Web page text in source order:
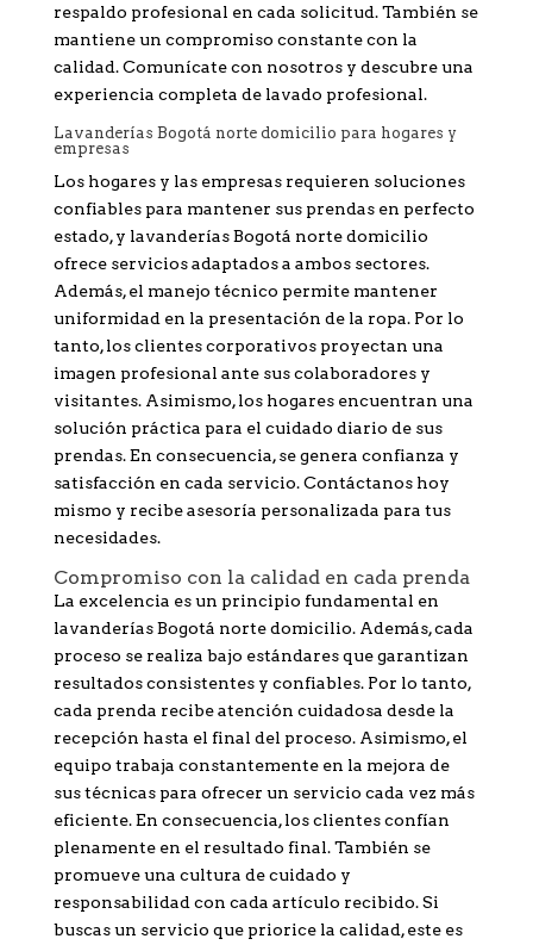
respaldo profesional en cada solicitud. También se
mantiene un compromiso constante con la
calidad. Comunícate con nosotros y descubre una
experiencia completa de lavado profesional.
Lavanderías Bogotá norte domicilio para hogares y
empresas
Los hogares y las empresas requieren soluciones
confiables para mantener sus prendas en perfecto
estado, y lavanderías Bogotá norte domicilio
ofrece servicios adaptados a ambos sectores.
Además, el manejo técnico permite mantener
uniformidad en la presentación de la ropa. Por lo
tanto, los clientes corporativos proyectan una
imagen profesional ante sus colaboradores y
visitantes. Asimismo, los hogares encuentran una
solución práctica para el cuidado diario de sus
prendas. En consecuencia, se genera confianza y
satisfacción en cada servicio. Contáctanos hoy
mismo y recibe asesoría personalizada para tus
necesidades.
Compromiso con la calidad en cada prenda
La excelencia es un principio fundamental en
lavanderías Bogotá norte domicilio. Además, cada
proceso se realiza bajo estándares que garantizan
resultados consistentes y confiables. Por lo tanto,
cada prenda recibe atención cuidadosa desde la
recepción hasta el final del proceso. Asimismo, el
equipo trabaja constantemente en la mejora de
sus técnicas para ofrecer un servicio cada vez más
eficiente. En consecuencia, los clientes confían
plenamente en el resultado final. También se
promueve una cultura de cuidado y
responsabilidad con cada artículo recibido. Si
buscas un servicio que priorice la calidad, este es